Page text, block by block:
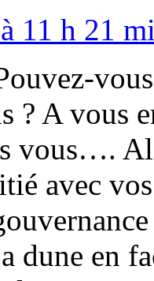
11 h 21
? A vous
vous….
avec
dune en